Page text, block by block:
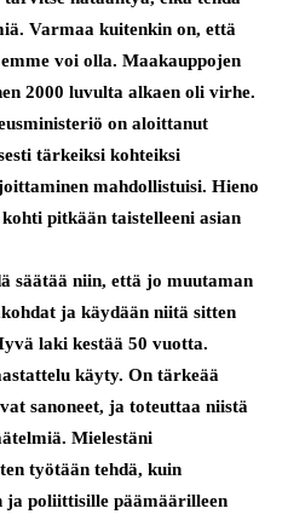
Varmaa kuitenkin on, että
voi olla. Maakauppojen
2000 luvulta alkaen oli virhe.
on aloittanut
tärkeiksi kohteiksi
mahdollistuisi. Hieno
pitkään taistelleeni asian
säätää niin, että jo muutaman
ja käydään niitä sitten
laki kestää 50 vuotta.
käyty. On tärkeää
sanoneet, ja toteuttaa niistä
Mielestäni
työtään tehdä, kuin
ja poliittisille päämäärilleen